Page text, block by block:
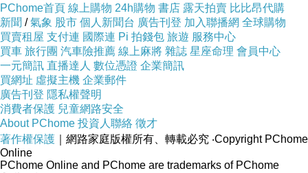
店家資訊及菜單：
https://www.mrtainan.com/2020/06/062266890.html
台南先生 FB：https://www.facebook.com/mrtainan
台南先生IG：https://www.instagram.com/mr.tainan
上一篇：
PChome首頁 線上購物 24h購物 書店 露天拍賣 比比昂代購
新聞 /氣象 股市 個人新聞台 廣告刊登 加入聯播網 全球購物
買賣租屋 支付連 國際連 Pi 拍錢包 旅遊 服務中心
買車 旅行團 汽車險推薦 線上麻將 雜誌 星座命理 會員中心
一元簡訊 直播達人 數位憑證 企業簡訊
買網址 虛擬主機 企業郵件
廣告刊登 隱私權聲明
消費者保護 兒童網路安全
About PChome 投資人聯絡 徵才
著作權保護 ｜網路家庭版權所有、轉載必究 ‧Copyright PChome
Online
PChome Online and PChome are trademarks of PChome